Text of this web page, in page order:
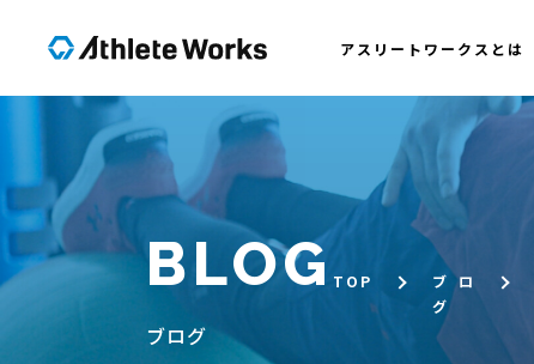
アスリートワークスとは
BLOG
ブログ
TOP
ブロ
グ